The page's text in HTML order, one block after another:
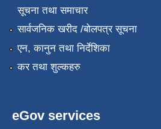
सूचना तथा समाचार
सार्वजनिक खरीद /बोलपत्र सूचना
एन, कानुन तथा निर्देशिका
कर तथा शुल्कहरु
eGov services